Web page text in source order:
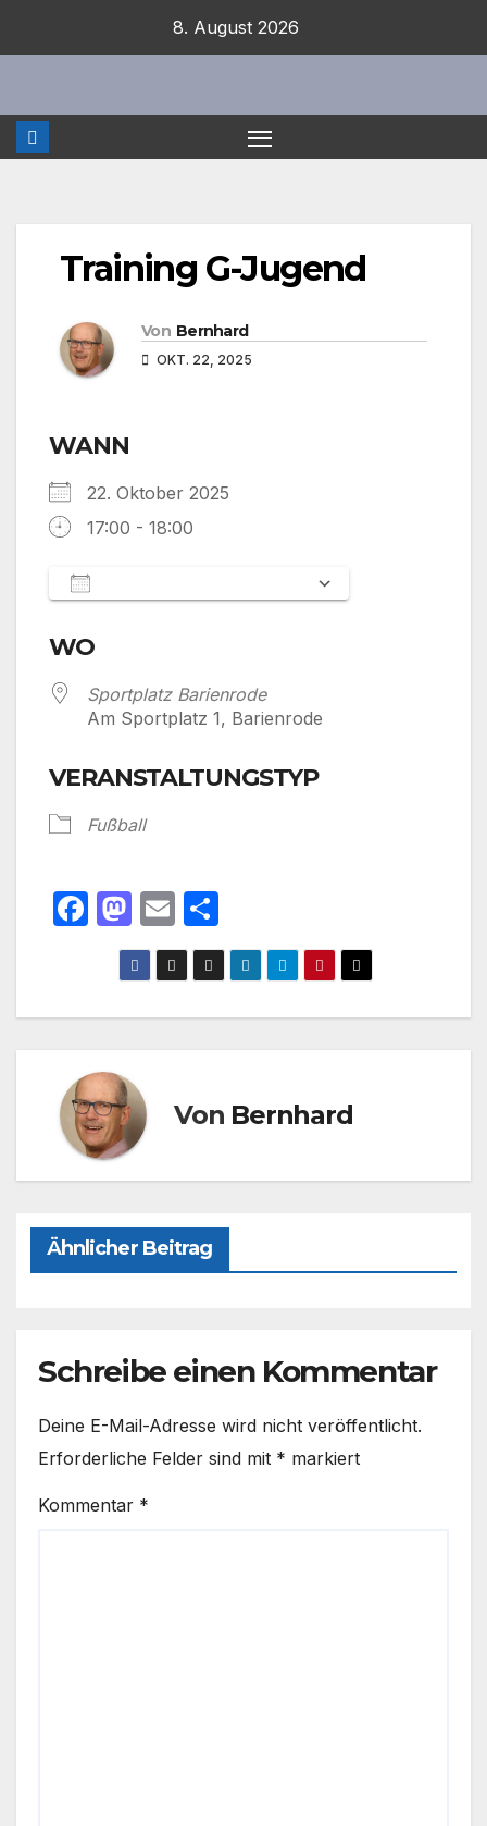
8. August 2026
Training G-Jugend
Von Bernhard
OKT. 22, 2025
WANN
22. Oktober 2025
17:00 - 18:00
WO
Sportplatz Barienrode
Am Sportplatz 1, Barienrode
VERANSTALTUNGSTYP
Fußball
F
e
o
o
k
M
a
st
o
o
n
E
m
ail
ei
le
n
Von Bernhard
Ähnlicher Beitrag
Schreibe einen Kommentar
Deine E-Mail-Adresse wird nicht veröffentlicht.
Erforderliche Felder sind mit * markiert
Kommentar *